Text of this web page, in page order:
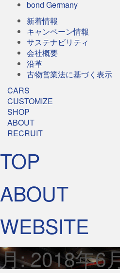
bond Germany
新着情報
キャンペーン情報
サステナビリティ
会社概要
沿革
古物営業法に基づく表示
CARS
CUSTOMIZE
SHOP
ABOUT
RECRUIT
TOP
ABOUT
WEBSITE
月:2018年6